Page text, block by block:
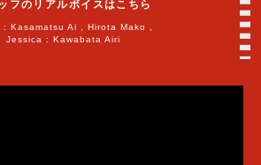
フのリアルボイスはこちら
: Kasamatsu Ai , Hirota Mako ,
Jessica : Kawabata Airi